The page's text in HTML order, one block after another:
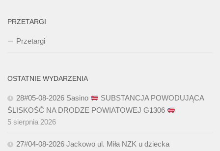
PRZETARGI
Przetargi
OSTATNIE WYDARZENIA
28#05-08-2026 Sasino
SUBSTANCJA POWODUJĄCA
ŚLISKOŚĆ NA DRODZE POWIATOWEJ G1306
5 sierpnia 2026
27#04-08-2026 Jackowo ul. Miła NZK u dziecka